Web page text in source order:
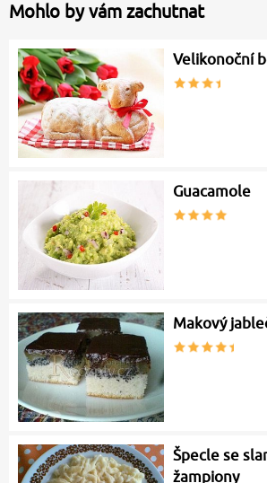
Mohlo by vám zachutnat
Velikonoční
Guacamole
Makový
Špecle se
žampiony